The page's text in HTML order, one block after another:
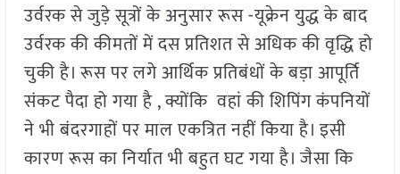
उर्वरक से जुड़े सूत्रों के अनुसार रूस -यूक्रेन युद्ध के बाद
उर्वरक की कीमतों में दस प्रतिशत से अधिक की वृद्धि हो
चुकी है। रूस पर लगे आर्थिक प्रतिबंधों के बड़ा आपूर्ति
संकट पैदा हो गया है , क्योंकि वहां की शिपिंग कंपनियों
ने भी बंदरगाहों पर माल एकत्रित नहीं किया है। इसी
कारण रूस का निर्यात भी बहुत घट गया है। जैसा कि